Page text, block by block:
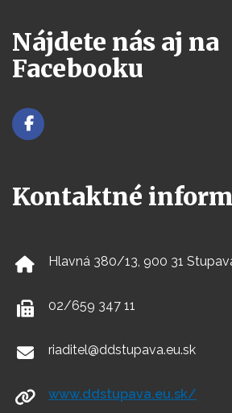
Nájdete nás aj na
Facebooku
Kontaktné
Hlavná 380/13, 900 31
02/659 347 11
riaditel@ddstupava.eu.sk
www.ddstupava.eu.sk/